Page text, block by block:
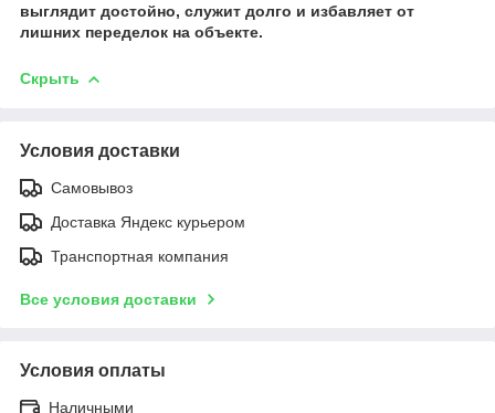
выглядит достойно, служит долго и избавляет от
лишних переделок на объекте.
Скрыть
Условия доставки
Самовывоз
Доставка Яндекс курьером
Транспортная компания
Все условия доставки
Условия оплаты
Наличными